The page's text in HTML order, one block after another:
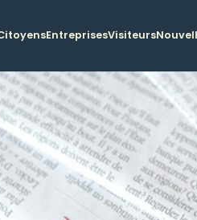
EntreprisesVisiteurs